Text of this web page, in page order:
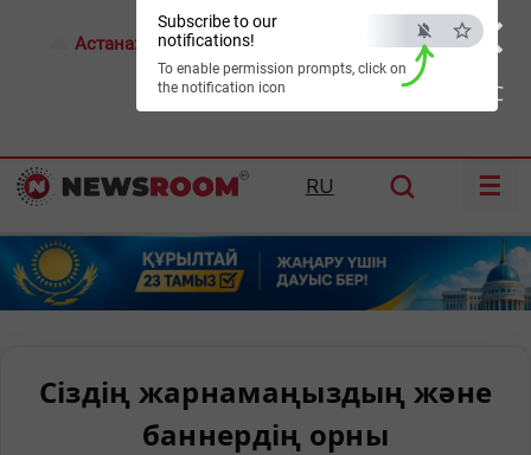
×
ESC
Subscribe to our
notifications!
To enable permission prompts, click on
the notification icon
Астана: 28°C Алматы: Шымкент:37°C
RU ☰
Сіздің жарнамаңыздың және
баннердің орны